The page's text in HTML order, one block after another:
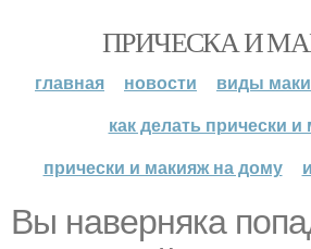
ПРИЧЕСКА И
главная новости
виды
как делать прически и
прически и макияж на дому
Вы наверняка